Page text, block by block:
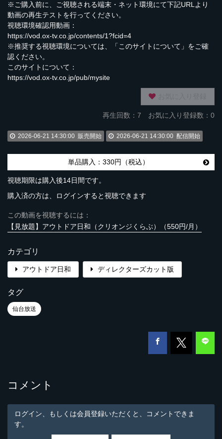
※ご購入前に、ご視聴される端末・ネット環境にて下記URLより
動画の再生テストを行ってください。
視聴環境確認用動画：
https://vod.ox-tv.co.jp/contents/1?fcid=4
※推奨する視聴環境については、「このサイトについて」をご確
認ください。
このサイトについて：
https://vod.ox-tv.co.jp/pub/mysite
再生回数： 7 お気に入り登録数：0
2026-06-21 14:30:00 販売開始 2026-06-21 14:30:00 配信開始
単品購入：330円（税込）
視聴期限は購入後14日間です。
購入済の方は、ログインすると視聴できます
この動画を視聴するには：
【見放題】アウトドア日和（クリオンジくらぶ）（550円/月）
カテゴリ
アウトドア日和 ディレクターズカット版
タグ
仙台放送
コメント
ログイン、もしくは会員登録いただくと、コメントできま
す。